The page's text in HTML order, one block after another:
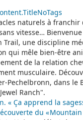
naturels à franchir
vitesse…
Trail, une discipline
qui mêle bien-être
de la relation
musculaire.
Pechelbronn, dans le
Ranch".
« Ça apprend la
du « Mountain